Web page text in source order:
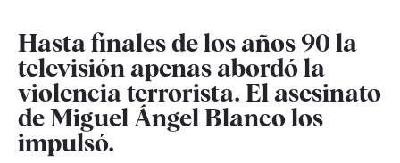
Hasta finales de los años 90 la
televisión apenas abordó la
violencia terrorista. El asesinato
de Miguel Ángel Blanco los
impulsó.